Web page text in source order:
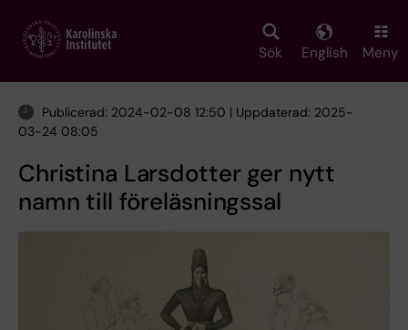
main
Sök English Meny
Publicerad: 2024-02-08 12:50 | Uppdaterad: 2025-
03-24 08:05
Christina Larsdotter ger nytt
namn till föreläsningssal